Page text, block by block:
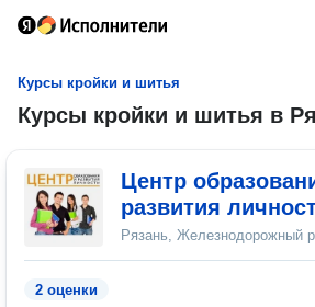
Курсы кройки и шитья
Курсы кройки и шитья в
Центр
развития
Рязань, Железнодорожный
2 оценки